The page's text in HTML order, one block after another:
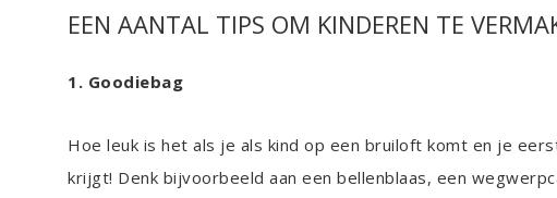
EEN AANTAL TIPS OM KINDEREN TE
1. Goodiebag
Hoe leuk is het als je als kind op een bruiloft komt en je
krijgt! Denk bijvoorbeeld aan een bellenblaas, een